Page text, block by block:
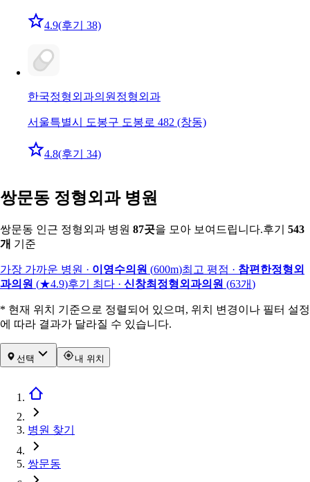
4.9(후기 38)
한국정형외과의원 정형외과
서울특별시 도봉구 도봉로 482 (창동)
4.8(후기 34)
쌍문동 정형외과 병원
쌍문동 인근 정형외과 병원 87곳을 모아 보여드립니다.후기
543
개 기준
가장 가까운 병원 · 이영수의원 (600m)최고 평점 · 참편한정형외
과의원 (★4.9)후기 최다 · 신창최정형외과의원 (63개)
* 현재 위치 기준으로 정렬되어 있으며, 위치 변경이나 필터 설정
에 따라 결과가 달라질 수 있습니다.
선택 내 위치
병원 찾기
쌍문동